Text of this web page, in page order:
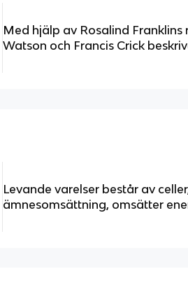
Med hjälp av Rosalind
Watson och Francis Crick
Levande varelser består av
ämnesomsättning, omsätter